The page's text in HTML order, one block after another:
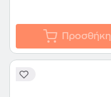
Προσθήκη